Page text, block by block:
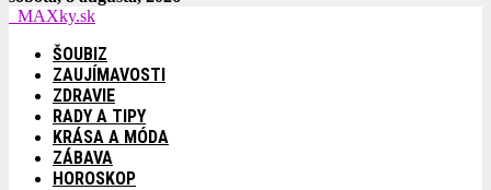
MAXky.sk
ŠOUBIZ
ZAUJÍMAVOSTI
ZDRAVIE
RADY A TIPY
KRÁSA A MÓDA
ZÁBAVA
HOROSKOP